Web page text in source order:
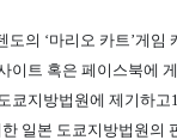
의 ‘마리오 카트’게
이트 혹은 페이스북에
쿄지방법원에 제기하고
일본 도쿄지방법원의